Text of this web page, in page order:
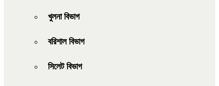
খুলনা বিভাগ
বরিশাল বিভাগ
সিলেট বিভাগ